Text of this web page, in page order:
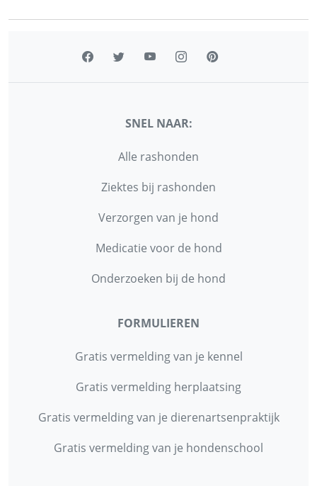
SNEL NAAR:
Alle rashonden
Ziektes bij rashonden
Verzorgen van je hond
Medicatie voor de hond
Onderzoeken bij de hond
FORMULIEREN
Gratis vermelding van je kennel
Gratis vermelding herplaatsing
Gratis vermelding van je dierenartsenpraktijk
Gratis vermelding van je hondenschool